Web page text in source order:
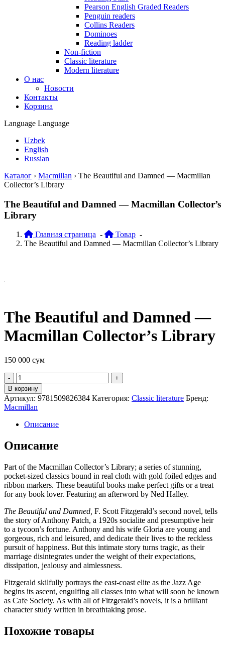
Pearson English Graded Readers
Penguin readers
Collins Readers
Dominoes
Reading ladder
Non-fiction
Classic literature
Modern literature
О нас
Новости
Контакты
Корзина
Language Language
Uzbek
English
Russian
Каталог › Macmillan › The Beautiful and Damned — Macmillan
Collector’s Library
The Beautiful and Damned — Macmillan Collector’s
Library
Главная страница - Товар -
The Beautiful and Damned — Macmillan Collector’s Library
The Beautiful and Damned —
Macmillan Collector’s Library
150 000 сум
Quantity
В корзину
Артикул: 9781509826384 Категория: Classic literature Бренд:
Macmillan
Описание
Описание
Part of the Macmillan Collector’s Library; a series of stunning,
pocket-sized classics bound in real cloth with gold foiled edges and
ribbon markers. These beautiful books make perfect gifts or a treat
for any book lover. Featuring an afterword by Ned Halley.
The Beautiful and Damned, F. Scott Fitzgerald’s second novel, tells
the story of Anthony Patch, a 1920s socialite and presumptive heir
to a tycoon’s fortune. Anthony and his wife Gloria are young and
gorgeous, rich and leisured, and dedicate their lives to the reckless
pursuit of happiness. But this intimate story turns tragic, as their
marriage disintegrates under the weight of their expectations,
dissipation, jealousy and aimlessness.
Fitzgerald skilfully portrays the east-coast elite as the Jazz Age
begins its ascent, engulfing all classes into what will soon be known
as Cafe Society. As with all of Fitzgerald’s novels, it is a brilliant
character study written in breathtaking prose.
Похожие товары